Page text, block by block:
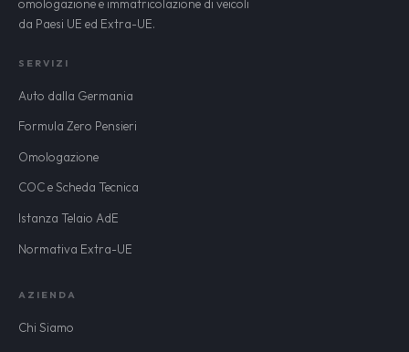
omologazione e immatricolazione di veicoli
da Paesi UE ed Extra-UE.
SERVIZI
Auto dalla Germania
Formula Zero Pensieri
Omologazione
COC e Scheda Tecnica
Istanza Telaio AdE
Normativa Extra-UE
AZIENDA
Chi Siamo